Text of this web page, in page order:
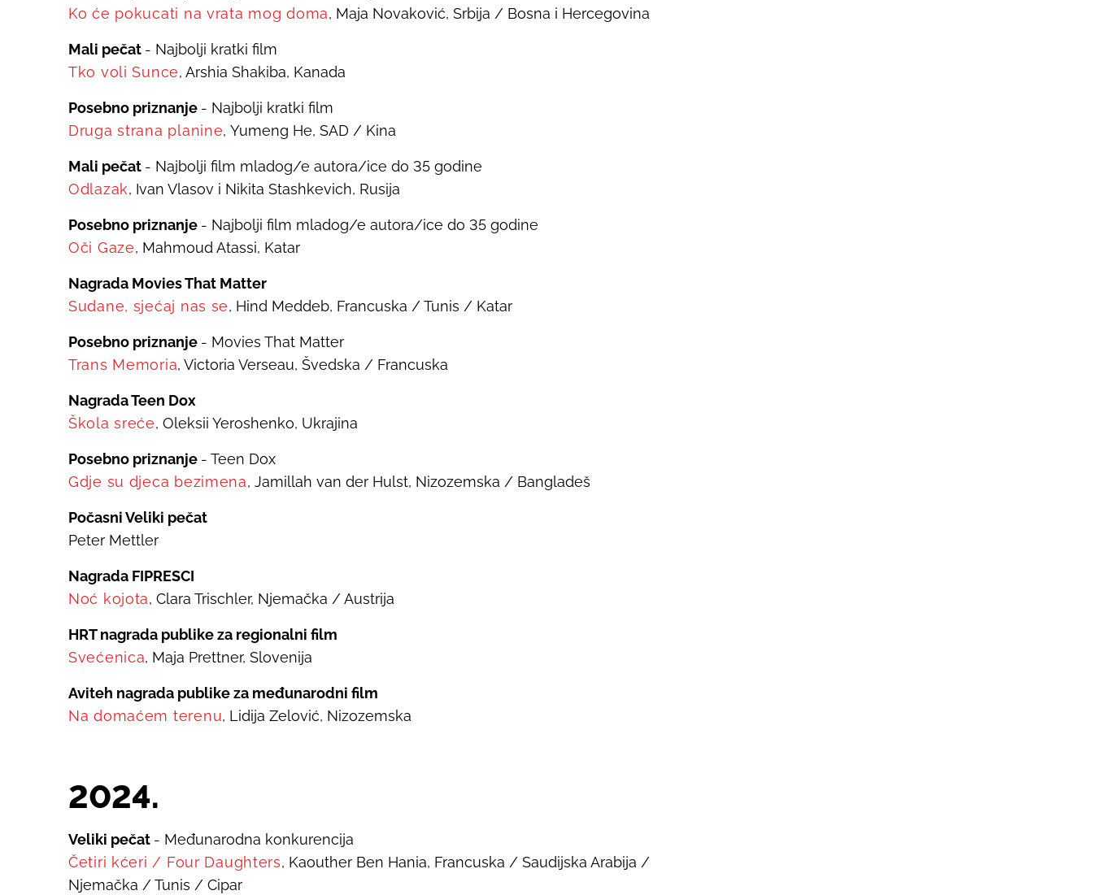
Ko će pokucati na vrata mog doma, Maja Novaković, Srbija / Bosna i Hercegovina
Mali pečat - Najbolji kratki film
Tko voli Sunce,Arshia Shakiba, Kanada
Posebno priznanje - Najbolji kratki film
Druga strana planine,Yumeng He, SAD / Kina
Mali pečat - Najbolji film mladog/e autora/ice do 35 godine
Odlazak, Ivan Vlasov i Nikita Stashkevich, Rusija
Posebno priznanje - Najbolji film mladog/e autora/ice do 35 godine
Oči Gaze, Mahmoud Atassi, Katar
Nagrada Movies That Matter
Sudane, sjećaj nas se, Hind Meddeb, Francuska / Tunis / Katar
Posebno priznanje - Movies That Matter
Trans Memoria, Victoria Verseau, Švedska / Francuska
Nagrada Teen Dox
Škola sreće, Oleksii Yeroshenko, Ukrajina
Posebno priznanje - Teen Dox
Gdje su djeca bezimena, Jamillah van der Hulst, Nizozemska / Bangladeš
Počasni Veliki pečat
Peter Mettler
Nagrada FIPRESCI
Noć kojota, Clara Trischler, Njemačka / Austrija
HRT nagrada publike za regionalni film
Svećenica, Maja Prettner, Slovenija
Aviteh nagrada publike za međunarodni film
Na domaćem terenu, Lidija Zelović, Nizozemska
2024.
Veliki pečat - Međunarodna konkurencija
Četiri kćeri / Four Daughters, Kaouther Ben Hania, Francuska / Saudijska Arabija /
Njemačka / Tunis / Cipar